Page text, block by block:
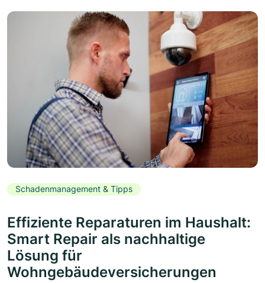
Schadenmanagement & Tipps
Effiziente Reparaturen im Haushalt:
Smart Repair als nachhaltige
Lösung für
Wohngebäudeversicherungen